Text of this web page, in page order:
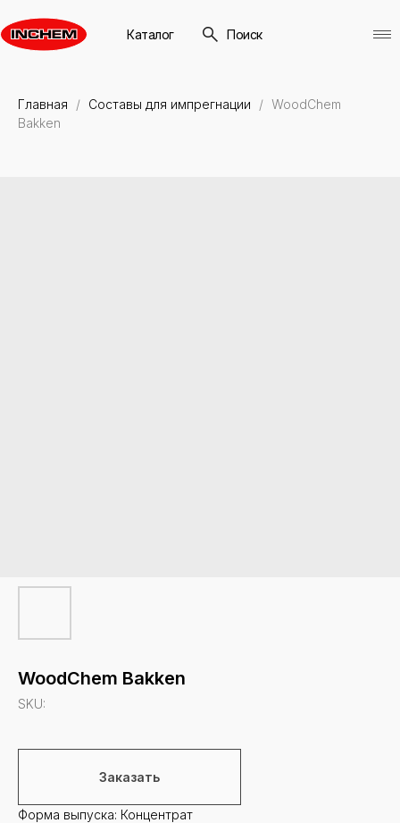
Каталог Поиск
Главная Составы для импрегнации
WoodChem
Bakken
WoodChem Bakken
SKU:
Заказать
Форма выпуска: Концентрат